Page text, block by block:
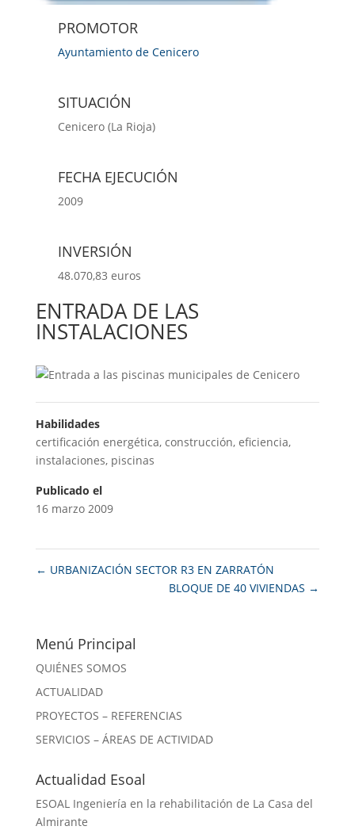
PROMOTOR
Ayuntamiento de Cenicero
SITUACIÓN
Cenicero (La Rioja)
FECHA EJECUCIÓN
2009
INVERSIÓN
48.070,83 euros
ENTRADA DE LAS
INSTALACIONES
Habilidades
certificación energética, construcción, eficiencia,
instalaciones, piscinas
Publicado el
16 marzo 2009
← URBANIZACIÓN SECTOR R3 EN ZARRATÓN
BLOQUE DE 40 VIVIENDAS →
Menú Principal
QUIÉNES SOMOS
ACTUALIDAD
PROYECTOS – REFERENCIAS
SERVICIOS – ÁREAS DE ACTIVIDAD
Actualidad Esoal
ESOAL Ingeniería en la rehabilitación de La Casa del
Almirante